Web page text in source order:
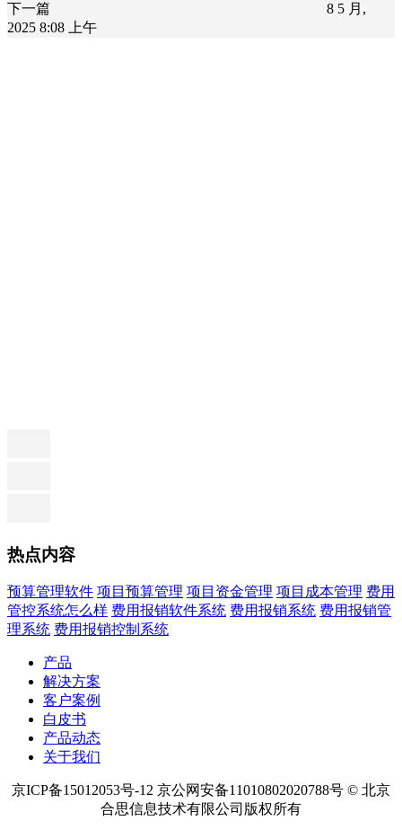
下一篇
8 5 月,
2025 8:08 上午
热点内容
预算管理软件 项目预算管理 项目资金管理 项目成本管理
费用
管控系统怎么样 费用报销软件系统 费用报销系统 费用报销管
费用报销控制系统